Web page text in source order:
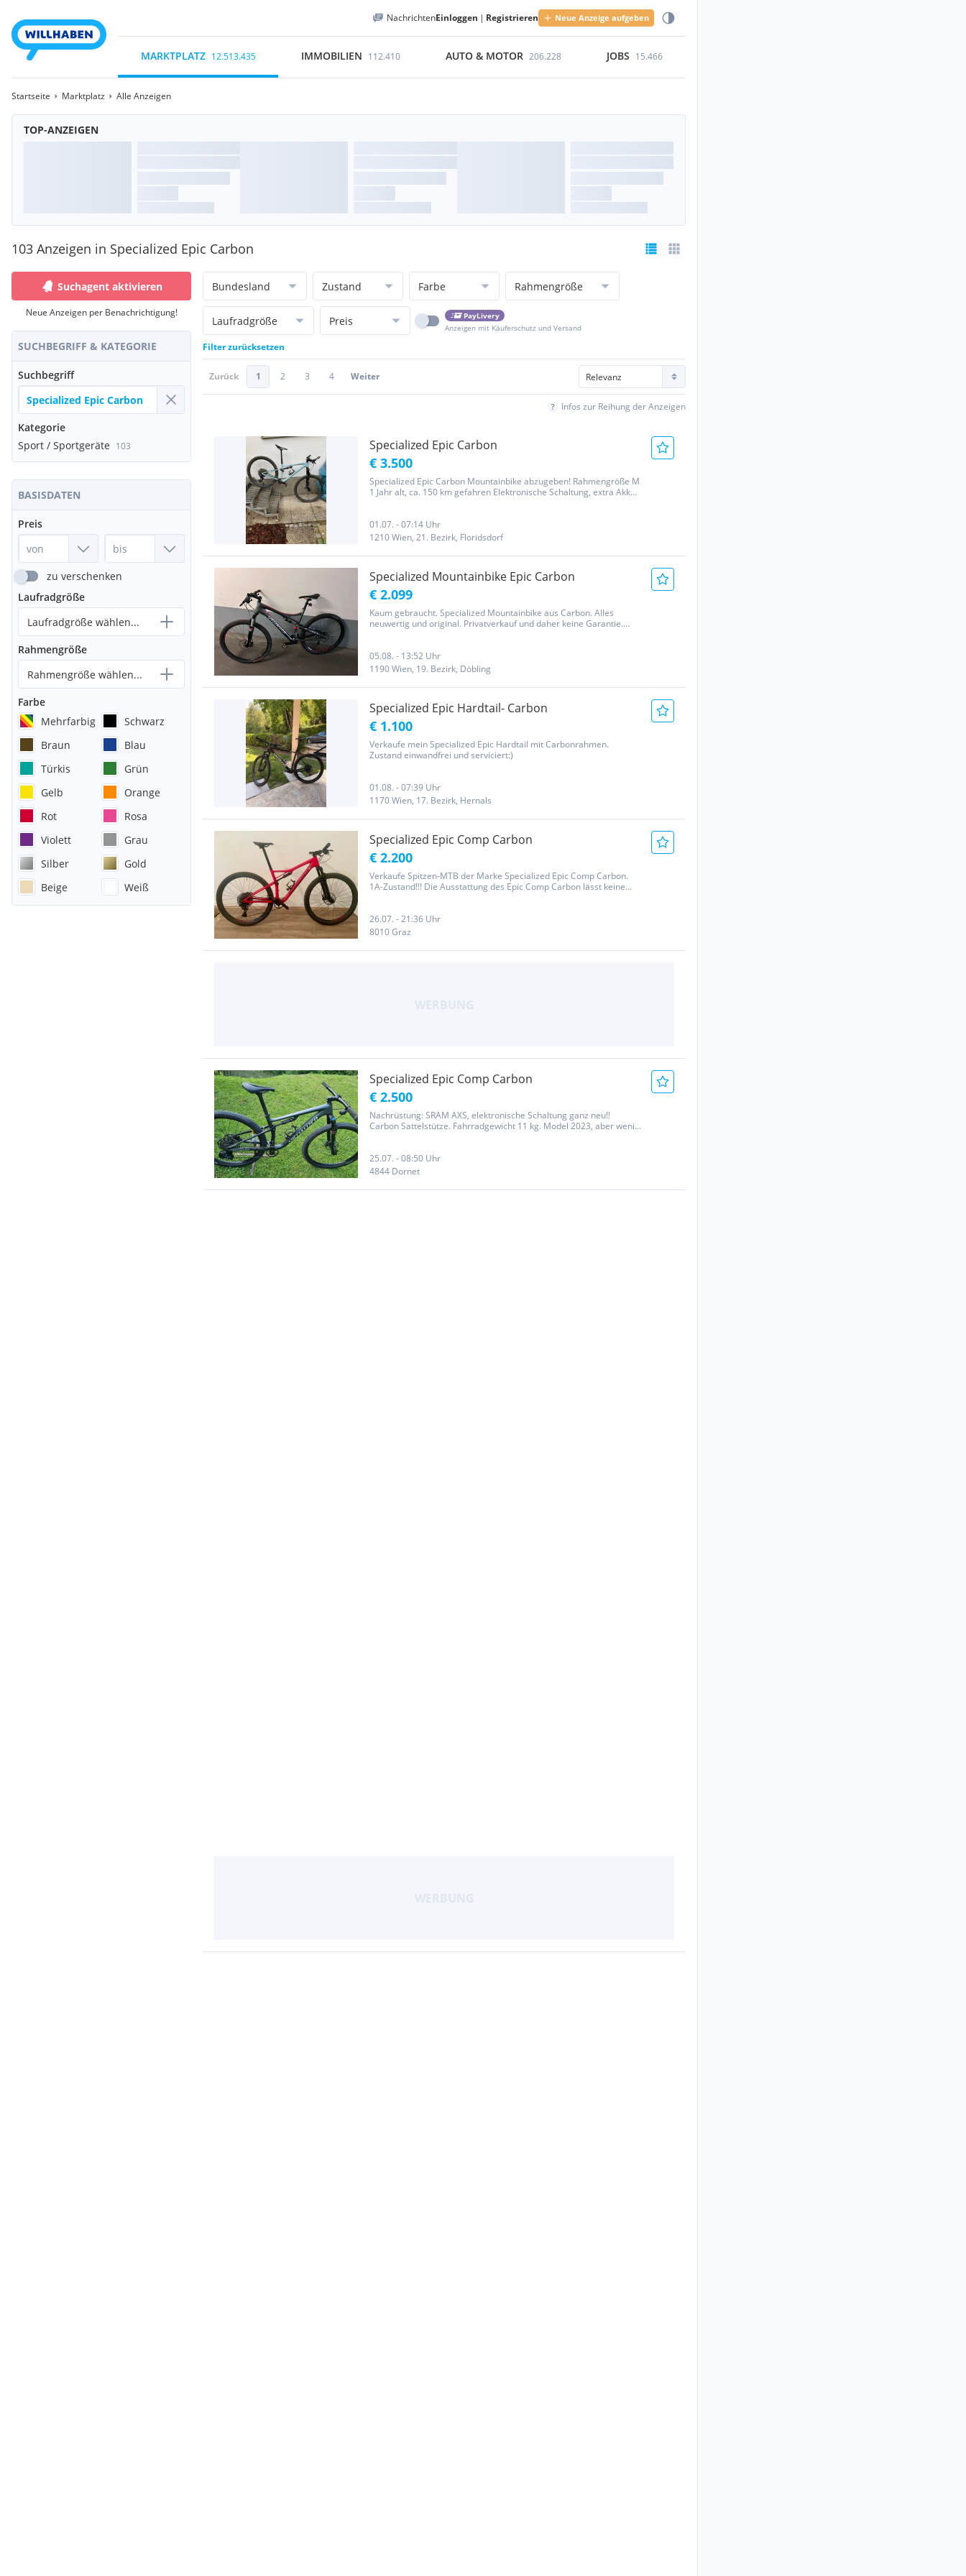
NachrichtenEinloggen | Registrieren Neue Anzeige aufgeben
MARKTPLATZ 12.513.435 IMMOBILIEN 112.410 AUTO & MOTOR 206.228 JOBS 15.466
Startseite Marktplatz Alle Anzeigen
TOP-ANZEIGEN
103 Anzeigen in Specialized Epic Carbon
Suchagent aktivieren
Neue Anzeigen per Benachrichtigung!
SUCHBEGRIFF & KATEGORIE
Suchbegriff
Kategorie
Sport / Sportgeräte 103
BASISDATEN
Preis
zu verschenken
Laufradgröße
Laufradgröße wählen...
Rahmengröße
Rahmengröße wählen...
Farbe
Mehrfarbig
Schwarz
Braun
Blau
Türkis
Grün
Gelb
Orange
Rot
Rosa
Violett
Grau
Silber
Gold
Beige
Weiß
Bundesland Zustand Farbe Rahmengröße
Laufradgröße Preis
PayLivery
Anzeigen mit Käuferschutz und Versand
Filter zurücksetzen
Zurück 1 2 3 4 Weiter
Infos zur Reihung der Anzeigen
Specialized Epic Carbon
€ 3.500
Specialized Epic Carbon Mountainbike abzugeben! Rahmengröße M
1 Jahr alt, ca. 150 km gefahren Elektronische Schaltung, extra Akku
01.07. - 07:14 Uhr
1210 Wien, 21. Bezirk, Floridsdorf
Specialized Mountainbike Epic Carbon
€ 2.099
Kaum gebraucht. Specialized Mountainbike aus Carbon. Alles
neuwertig und original. Privatverkauf und daher keine Garantie.
05.08. - 13:52 Uhr
1190 Wien, 19. Bezirk, Döbling
Specialized Epic Hardtail- Carbon
€ 1.100
Verkaufe mein Specialized Epic Hardtail mit Carbonrahmen.
Zustand einwandfrei und serviciert:)
01.08. - 07:39 Uhr
1170 Wien, 17. Bezirk, Hernals
Specialized Epic Comp Carbon
€ 2.200
Verkaufe Spitzen-MTB der Marke Specialized Epic Comp Carbon.
1A-Zustand!!! Die Ausstattung des Epic Comp Carbon lässt keine
26.07. - 21:36 Uhr
8010 Graz
Specialized Epic Comp Carbon
€ 2.500
Nachrüstung: SRAM AXS, elektronische Schaltung ganz neu!!
Carbon Sattelstütze. Fahrradgewicht 11 kg. Model 2023, aber wenig
25.07. - 08:50 Uhr
4844 Dornet